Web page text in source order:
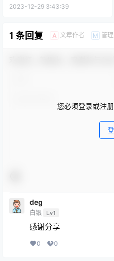
2023-12-29 3:43:39
1 条回复 A 文章作者 M 管
您必须登录或注
deg
白银 Lv1
感谢分享
0 0